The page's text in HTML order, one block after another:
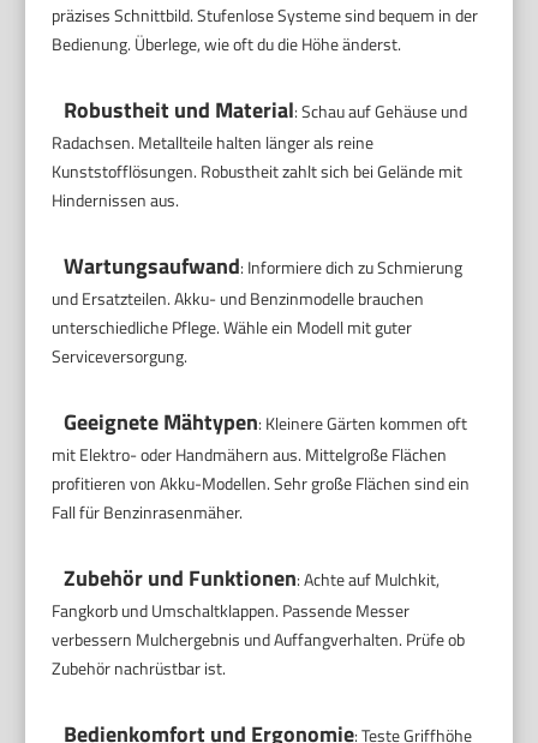
präzises Schnittbild. Stufenlose Systeme sind bequem in der
Bedienung. Überlege, wie oft du die Höhe änderst.
Robustheit und Material: Schau auf Gehäuse und
Radachsen. Metallteile halten länger als reine
Kunststofflösungen. Robustheit zahlt sich bei Gelände mit
Hindernissen aus.
Wartungsaufwand: Informiere dich zu Schmierung
und Ersatzteilen. Akku- und Benzinmodelle brauchen
unterschiedliche Pflege. Wähle ein Modell mit guter
Serviceversorgung.
Geeignete Mähtypen: Kleinere Gärten kommen oft
mit Elektro- oder Handmähern aus. Mittelgroße Flächen
profitieren von Akku-Modellen. Sehr große Flächen sind ein
Fall für Benzinrasenmäher.
Zubehör und Funktionen: Achte auf Mulchkit,
Fangkorb und Umschaltklappen. Passende Messer
verbessern Mulchergebnis und Auffangverhalten. Prüfe ob
Zubehör nachrüstbar ist.
Bedienkomfort und Ergonomie: Teste Griffhöhe